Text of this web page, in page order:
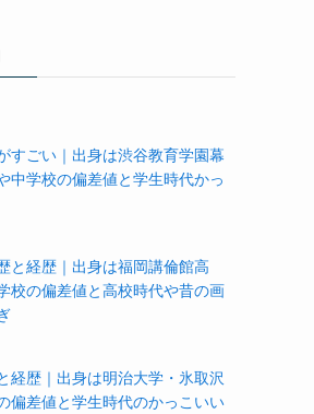
すごい｜出身は渋谷教育学園幕
中学校の偏差値と学生時代かっ
と経歴｜出身は福岡講倫館高
校の偏差値と高校時代や昔の画
経歴｜出身は明治大学・氷取沢
偏差値と学生時代のかっこいい